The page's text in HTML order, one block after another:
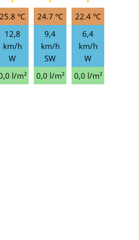
25.8 °C
12,8
km/h
W
l/m²
24.7 °C
9,4
km/h
SW
0,0 l/m²
22.4 °C
6,4
km/h
W
0,0 l/m²